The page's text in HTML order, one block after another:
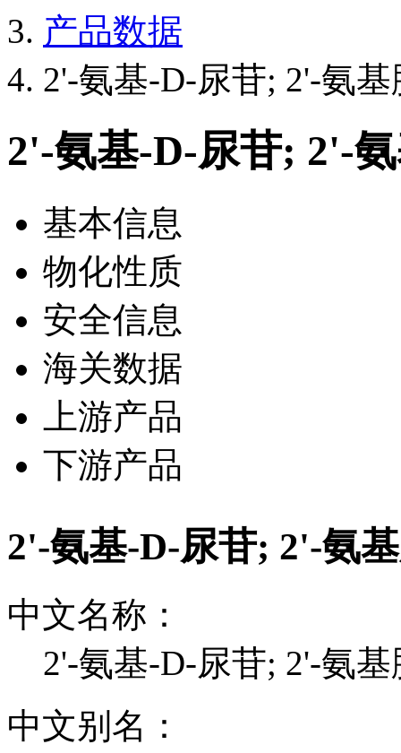
产品数据
2'-氨基-D-尿苷; 2'-氨
2'-氨基-D-尿苷; 2'-
基本信息
物化性质
安全信息
海关数据
上游产品
下游产品
2'-氨基-D-尿苷; 2'-氨
中文名称：
2'-氨基-D-尿苷; 2'-氨
中文别名：